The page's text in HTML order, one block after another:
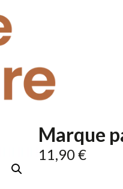
Marque
11,90€